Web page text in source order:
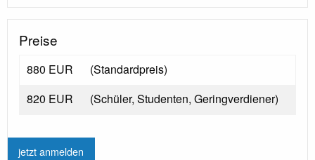
Preise
880 EUR
(Standardpreis)
820 EUR
(Schüler, Studenten, Geringverdiener)
jetzt anmelden